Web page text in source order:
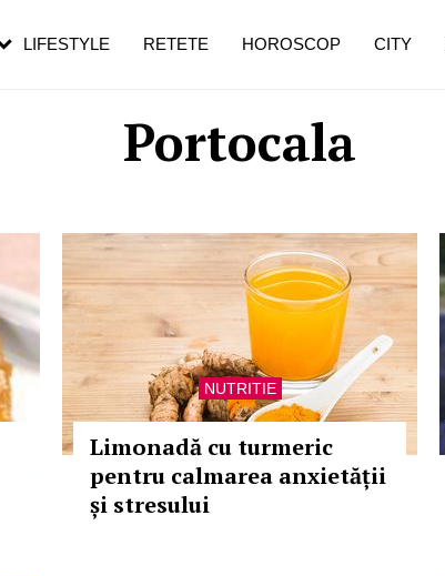
Portocala
NUTRITIE
Limonadă cu turmeric
pentru calmarea anxietății
și stresului
LIFESTYLE RETETE HOROSCOP CITY
pe măsură ce înaintezi în vârstă